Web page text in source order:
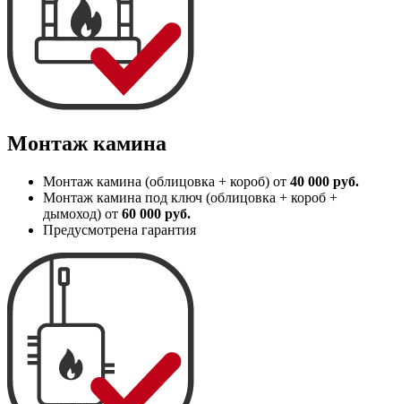
Монтаж камина
Монтаж камина (облицовка + короб) от 40 000 руб.
Монтаж камина под ключ (облицовка + короб +
дымоход) от 60 000 руб.
Предусмотрена гарантия